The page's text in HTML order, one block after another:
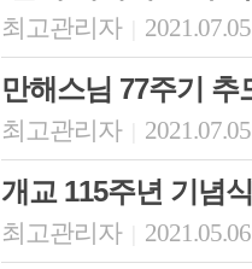
최고관리자
만해스님 77주기 추
최고관리자
개교 115주년 기념
최고관리자